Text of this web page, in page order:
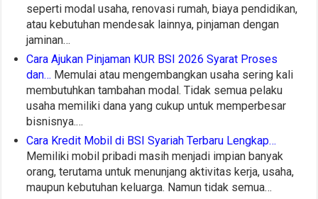
seperti modal usaha, renovasi rumah, biaya pendidikan,
atau kebutuhan mendesak lainnya, pinjaman dengan
jaminan…
Cara Ajukan Pinjaman KUR BSI 2026 Syarat Proses
dan… Memulai atau mengembangkan usaha sering kali
membutuhkan tambahan modal. Tidak semua pelaku
usaha memiliki dana yang cukup untuk memperbesar
bisnisnya.…
Cara Kredit Mobil di BSI Syariah Terbaru Lengkap…
Memiliki mobil pribadi masih menjadi impian banyak
orang, terutama untuk menunjang aktivitas kerja, usaha,
maupun kebutuhan keluarga. Namun tidak semua…